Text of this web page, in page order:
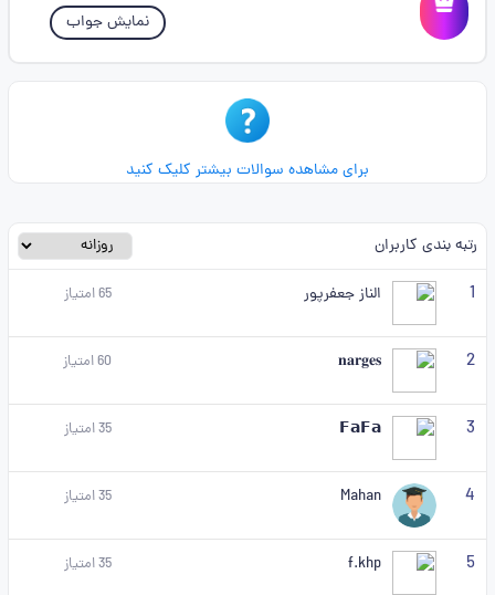
نمایش جواب
برای مشاهده سوالات بیشتر کلیک کنید
رتبه بندی کاربران
1 الناز جعفرپور 65امتیاز
2
𝐧𝐚𝐫𝐠𝐞𝐬
60امتیاز
3
𝗙𝗮𝗙𝗮
35امتیاز
4
Mahan
35امتیاز
5
f.khp
35امتیاز